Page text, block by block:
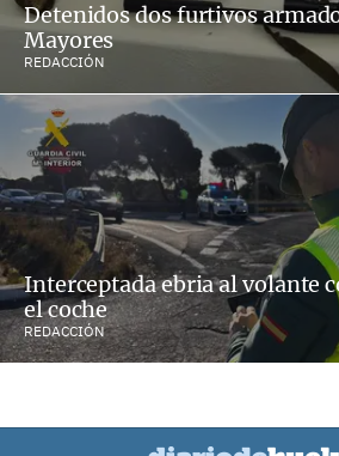
Detenidos dos furtivos
Mayores
REDACCIÓN
Interceptada ebria al volante
el coche
REDACCIÓN